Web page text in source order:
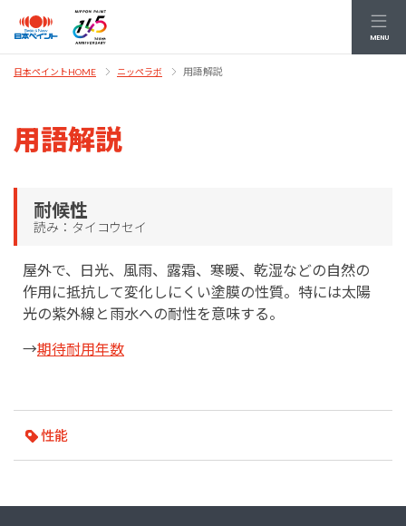
MENU
日本ペイントHOME ニッペラボ 用語解説
用語解説
耐候性
読み：タイコウセイ
屋外で、日光、風雨、露霜、寒暖、乾湿などの自然の
作用に抵抗して変化しにくい塗膜の性質。特には太陽
光の紫外線と雨水への耐性を意味する。
→期待耐用年数
性能